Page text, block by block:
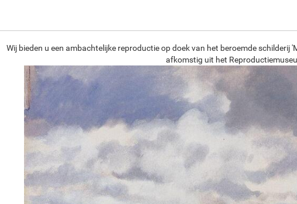
Wij bieden u een ambachtelijke reproductie op doek van het beroemde schilderij
afkomstig uit het